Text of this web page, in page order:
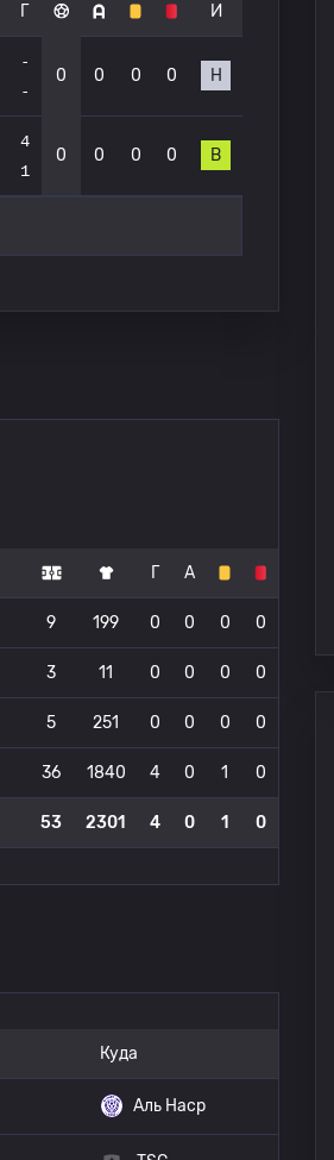
Г И
-
-
0 0 0 0 Н
4
1
0 0 0 0 В
Г А
9 199 0 0 0 0
3 11 0 0 0 0
5 251 0 0 0 0
36 1840 4 0 1 0
53 2301 4 0 1 0
Куда
Аль Наср